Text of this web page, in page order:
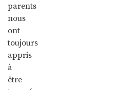
parents
nous
ont
toujours
appris
à
être